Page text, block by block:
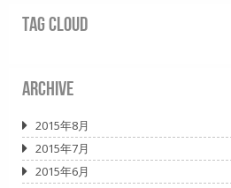
Tag Cloud
Archive
2015年8月
2015年7月
2015年6月